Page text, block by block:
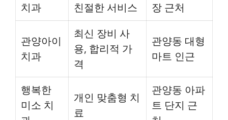
치과
친절한 서비스
장 근처
관양아이
치과
최신 장비 사
용, 합리적 가
격
관양동 대형
마트 인근
행복한
미소 치
개인 맞춤형 치
료
관양동 아파
트 단지 근